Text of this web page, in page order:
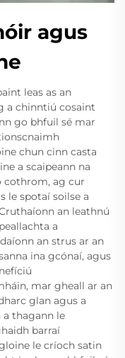
agus
leas as an
a chinntiú cosaint
go bhfuil sé mar
chun cinn casta
a scaipeann na
cothrom, ag cur
le spotaí soilse a
an leathnú
a
an strus ar an
ina gcónaí, agus
mar gheall ar an
glan agus a
thagann le
barraí
le críoch satin